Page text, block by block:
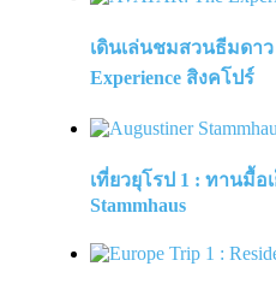
เดินเล่นชมสวนธีมดาว
Experience สิงคโปร์
เที่ยวยุโรป 1 : ทานมื้อ
Stammhaus